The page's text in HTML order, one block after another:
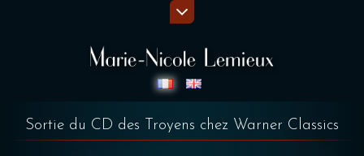
Sortie du CD des Troyens chez Warner Classics